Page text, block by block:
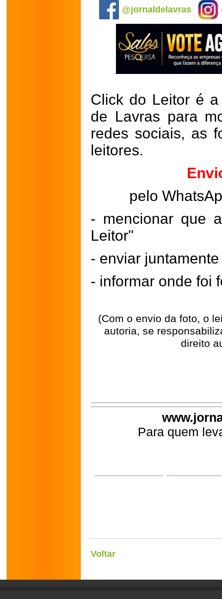
@jornaldelavras
Click do Leitor é
de Lavras para
redes sociais, as
leitores.
pelo
- mencionar que
Leitor"
- enviar
- informar onde foi
(Com o envio da foto, o
autoria, se
direito
Para quem
Voltar